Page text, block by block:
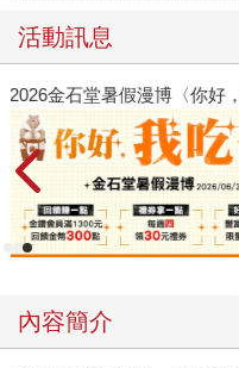
活動訊息
金石堂2026海外優惠：電
內容簡介